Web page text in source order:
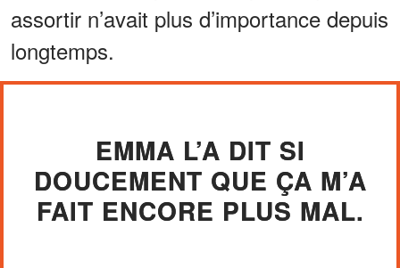
assortir n’avait plus d’importance depuis
longtemps.
EMMA L’A DIT SI
DOUCEMENT QUE ÇA M’A
FAIT ENCORE PLUS MAL.